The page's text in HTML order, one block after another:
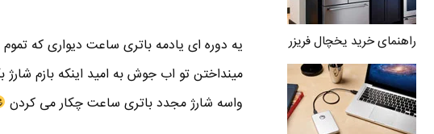
راهنمای خرید یخچال فریزر
یه دوره ای یادمه باتری ساعت دیواری که
مینداختن تو اب جوش به امید اینکه بازم شارژ
واسه شارژ مجدد باتری ساعت چکار می کردن